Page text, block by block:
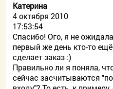
Катерина
4 октября 2010
17:53:54
Спасибо! Ого, я не
первый же день кто-то
сделает заказ :)
Правильно ли я поняла,
сейчас засчитываются